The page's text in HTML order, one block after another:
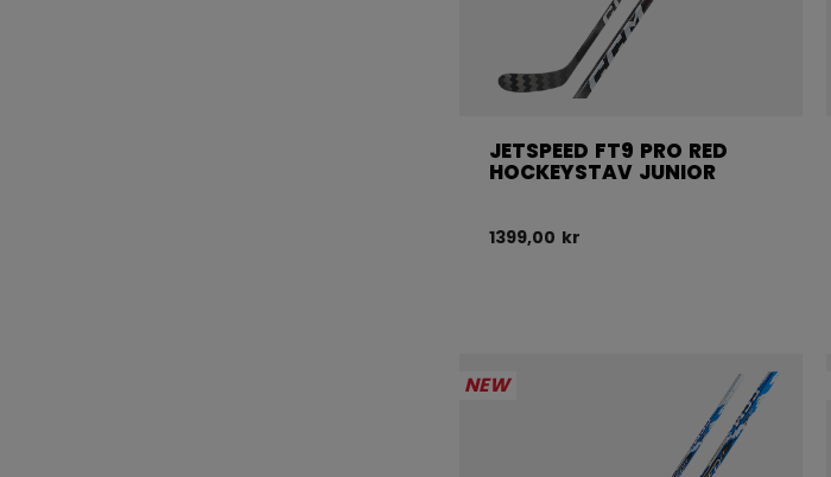
JETSPEED FT9 PRO RED
HOCKEYSTAV JUNIOR
1399,00 kr
NEW